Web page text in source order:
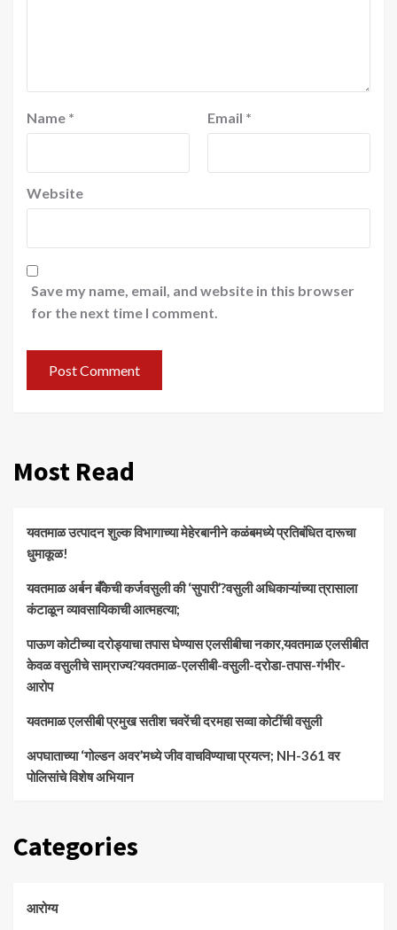
Name * Email *
Website
Save my name, email, and website in this browser
for the next time I comment.
Most Read
यवतमाळ उत्पादन शुल्क विभागाच्या मेहेरबानीने कळंबमध्ये प्रतिबंधित दारूचा
धुमाकूळ!
​यवतमाळ अर्बन बँकेची कर्जवसुली की ‘सुपारी’?वसुली अधिकाऱ्यांच्या त्रासाला
कंटाळून व्यावसायिकाची आत्महत्या;
पाऊण कोटीच्या दरोड्याचा तपास घेण्यास एलसीबीचा नकार,यवतमाळ एलसीबीत
केवळ वसुलीचे साम्राज्य?यवतमाळ-एलसीबी-वसुली-दरोडा-तपास-गंभीर-
आरोप
यवतमाळ एलसीबी प्रमुख सतीश चवरेंची दरमहा सव्वा कोटींची वसुली
अपघाताच्या ‘गोल्डन अवर’मध्ये जीव वाचविण्याचा प्रयत्न; NH-361 वर
पोलिसांचे विशेष अभियान
Categories
आरोग्य